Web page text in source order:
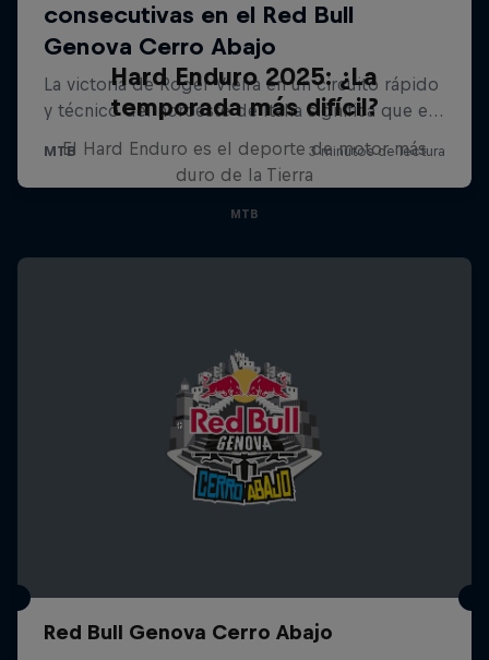
Hard Enduro 2025: ¿La
temporada más difícil?
El Hard Enduro es el deporte de motor más
duro de la Tierra
MTB
Red Bull Genova Cerro Abajo